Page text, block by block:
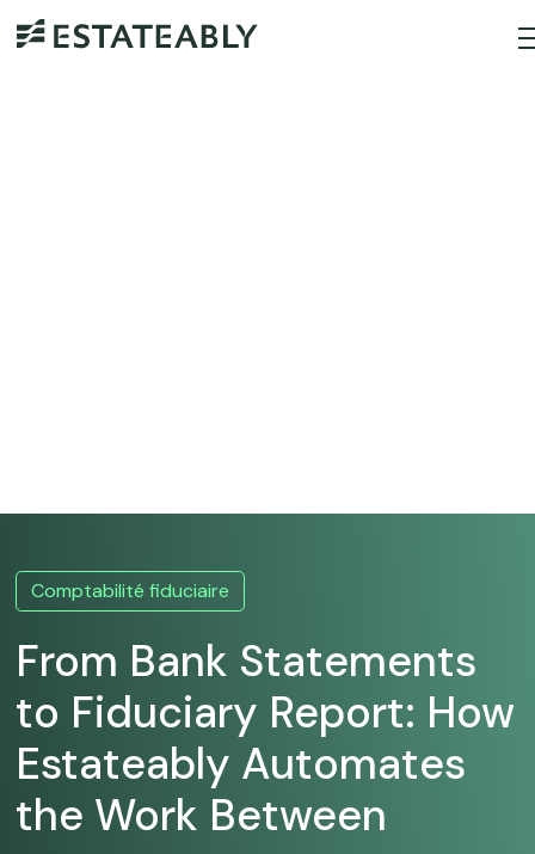
Comptabilité fiduciaire
From Bank Statements
to Fiduciary Report: How
Estateably Automates
the Work Between